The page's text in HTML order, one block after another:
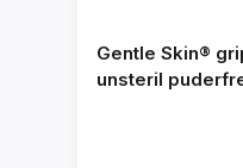
Gentle Skin®
unsteril